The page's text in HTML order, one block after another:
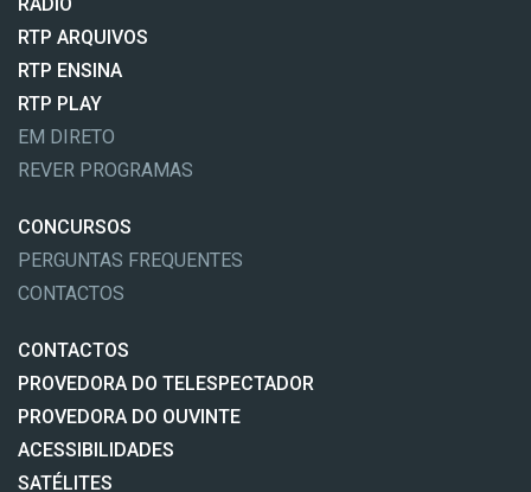
RTP ARQUIVOS
RTP ENSINA
RTP PLAY
EM DIRETO
REVER PROGRAMAS
CONCURSOS
PERGUNTAS FREQUENTES
CONTACTOS
CONTACTOS
PROVEDORA DO TELESPECTADOR
PROVEDORA DO OUVINTE
ACESSIBILIDADES
SATÉLITES